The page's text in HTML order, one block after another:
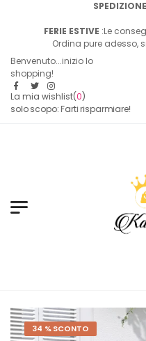
FERIE ESTIVE :Le
Ordina pure adesso,
Benvenuto...inizio lo
shopping!
La mia wishlist(0)
solo scopo: Farti risparmiare!
34 % SCONTO